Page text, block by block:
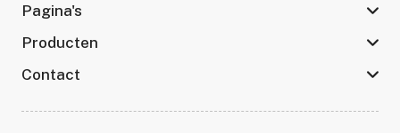
Pagina's
Producten
Contact